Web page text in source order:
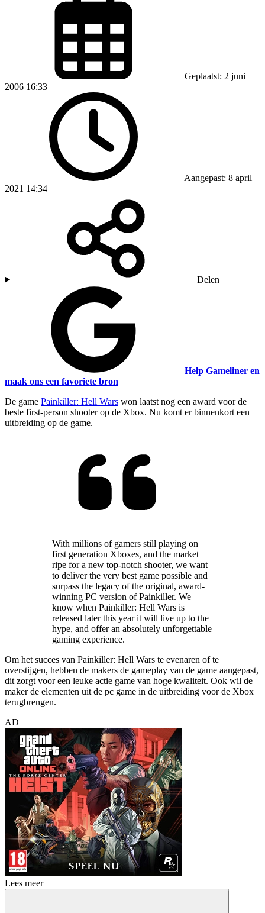
Geplaatst: 2 juni
2006 16:33
Aangepast: 8 april
2021 14:34
Delen
Help Gameliner en
maak ons een favoriete bron
De game Painkiller: Hell Wars won laatst nog een award voor de
beste first-person shooter op de Xbox. Nu komt er binnenkort een
uitbreiding op de game.
With millions of gamers still playing on
first generation Xboxes, and the market
ripe for a new top-notch shooter, we want
to deliver the very best game possible and
surpass the legacy of the original, award-
winning PC version of Painkiller. We
know when Painkiller: Hell Wars is
released later this year it will live up to the
hype, and offer an absolutely unforgettable
gaming experience.
Om het succes van Painkiller: Hell Wars te evenaren of te
overstijgen, hebben de makers de gameplay van de game aangepast,
dit zorgt voor een leuke actie game van hoge kwaliteit. Ook wil de
maker de elementen uit de pc game in de uitbreiding voor de Xbox
terugbrengen.
AD
Lees meer